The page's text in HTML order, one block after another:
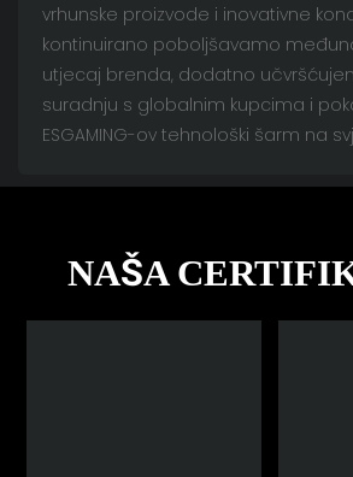
vrhunske proizvode i inovativne
kontinuirano poboljšavamo
utjecaj brenda, dodatno
suradnju s globalnim kupcima i
ESGAMING-ov tehnološki šarm na
NAŠA